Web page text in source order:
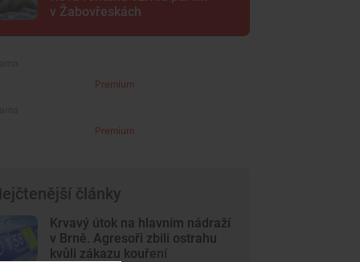
v Žabovřeskách
Premium
Premium
články
Krvavý útok na hlavním nádraží
v Brně. Agresoři zbili ostrahu
kvůli zákazu kouření